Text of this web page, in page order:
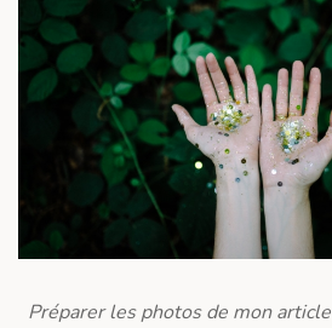
Préparer les photos de mon article